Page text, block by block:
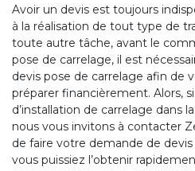
Avoir un devis est toujours
à la réalisation de tout type de
toute autre tâche, avant le
pose de carrelage, il est
devis pose de carrelage afin de
préparer financièrement. Alors,
d’installation de carrelage dans
nous vous invitons à contacter
de faire votre demande de
vous puissiez l’obtenir